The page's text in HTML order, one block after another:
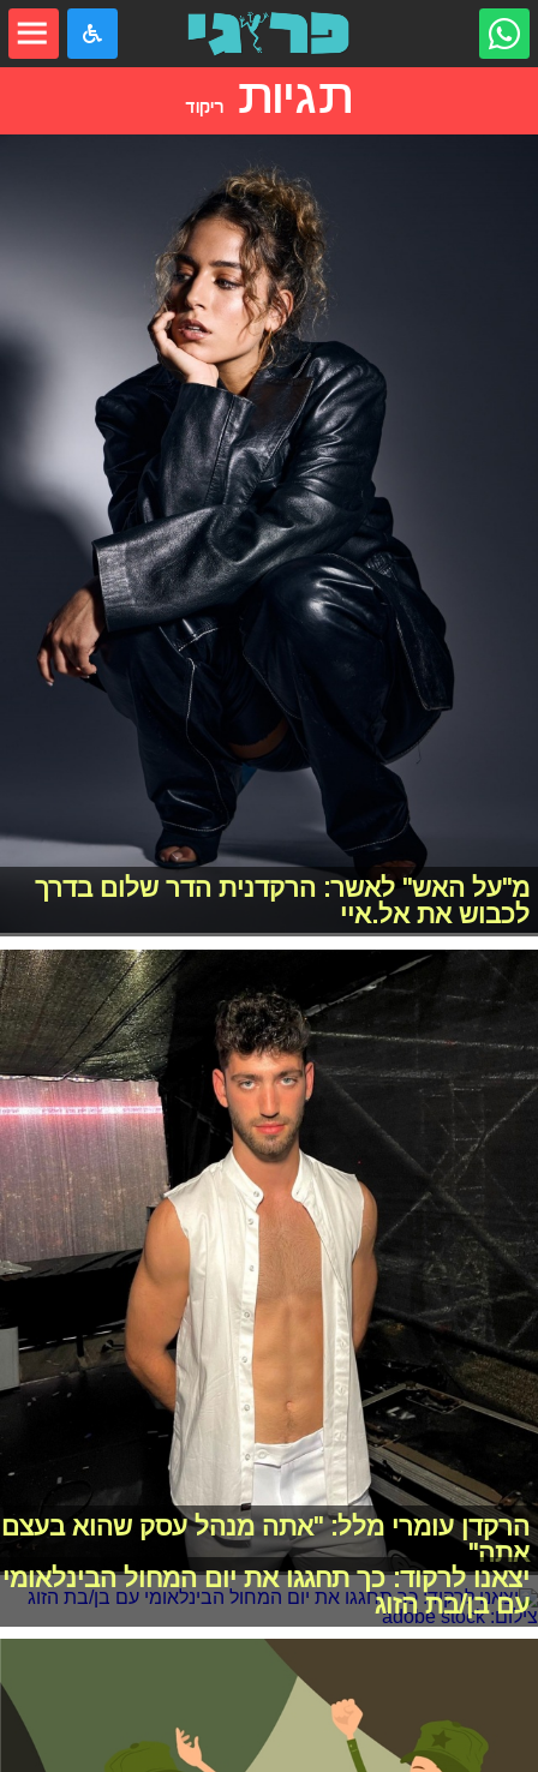
תגיות ריקוד
מ"על האש" לאשר: הרקדנית הדר שלום בדרך
לכבוש את אל.איי
הרקדן עומרי מלל: "אתה מנהל עסק שהוא בעצם
אתה"
יצאנו לרקוד: כך תחגגו את יום המחול הבינלאומי
עם בן/בת הזוג